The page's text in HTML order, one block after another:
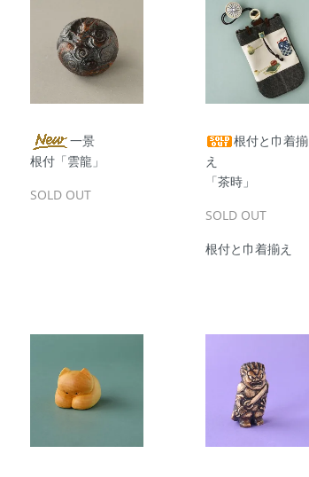
一景
根付「雲龍」
SOLD OUT
根付と巾着揃
え
「茶時」
SOLD OUT
根付と巾着揃え